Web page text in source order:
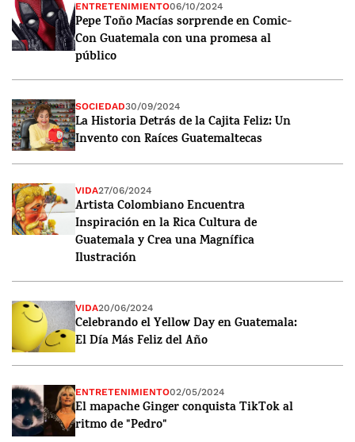
ENTRETENIMIENTO06/10/2024
Pepe Toño Macías sorprende en Comic-
Con Guatemala con una promesa al
público
SOCIEDAD30/09/2024
La Historia Detrás de la Cajita Feliz: Un
Invento con Raíces Guatemaltecas
VIDA27/06/2024
Artista Colombiano Encuentra
Inspiración en la Rica Cultura de
Guatemala y Crea una Magnífica
Ilustración
VIDA20/06/2024
Celebrando el Yellow Day en Guatemala:
El Día Más Feliz del Año
ENTRETENIMIENTO02/05/2024
El mapache Ginger conquista TikTok al
ritmo de "Pedro"